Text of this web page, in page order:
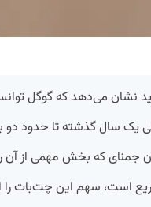
نشان می‌دهد که گوگل
یک سال گذشته تا حدود
جمنای که بخش مهمی از